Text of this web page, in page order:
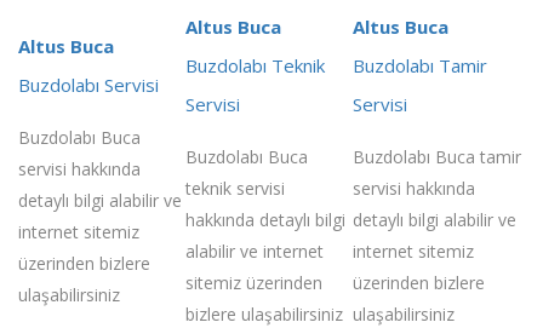
Altus Buca
Buzdolabı Servisi
Buzdolabı Buca
servisi hakkında
detaylı bilgi alabilir ve
internet sitemiz
üzerinden bizlere
ulaşabilirsiniz
Altus Buca
Buzdolabı Teknik
Servisi
Buzdolabı Buca
teknik servisi
hakkında detaylı bilgi
alabilir ve internet
sitemiz üzerinden
bizlere ulaşabilirsiniz
Altus Buca
Buzdolabı Tamir
Servisi
Buzdolabı Buca tamir
servisi hakkında
detaylı bilgi alabilir ve
internet sitemiz
üzerinden bizlere
ulaşabilirsiniz